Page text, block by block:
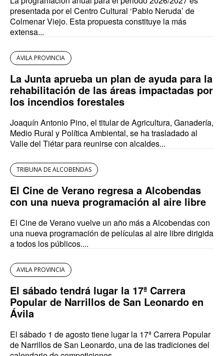
presentada por el Centro Cultural ‘Pablo Neruda’ de
Colmenar Viejo. Esta propuesta constituye la más
extensa...
AVILA PROVINCIA
La Junta aprueba un plan de ayuda para la
rehabilitación de las áreas impactadas por
los incendios forestales
Joaquín Antonio Pino, el titular de Agricultura, Ganadería,
Medio Rural y Política Ambiental, se ha trasladado al
Valle del Tiétar para reunirse con alcaldes...
TRIBUNA DE ALCOBENDAS
El Cine de Verano regresa a Alcobendas
con una nueva programación al aire libre
El Cine de Verano vuelve un año más a Alcobendas con
una nueva programación de películas al aire libre dirigida
a todos los públicos....
AVILA PROVINCIA
El sábado tendrá lugar la 17ª Carrera
Popular de Narrillos de San Leonardo en
Ávila
El sábado 1 de agosto tiene lugar la 17ª Carrera Popular
de Narrillos de San Leonardo, una de las tradiciones del